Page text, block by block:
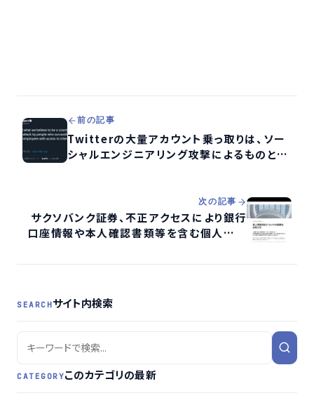
前の記事
Twitterの大量アカウント乗っ取りは、ソー
シャルエンジニアリング攻撃によるものと発
次の記事
サクソバンク証券、不正アクセスにより銀行
口座情報や本人確認書類等を含む個人情報
SEARCHサイト内検索
CATEGORYこのカテゴリの最新